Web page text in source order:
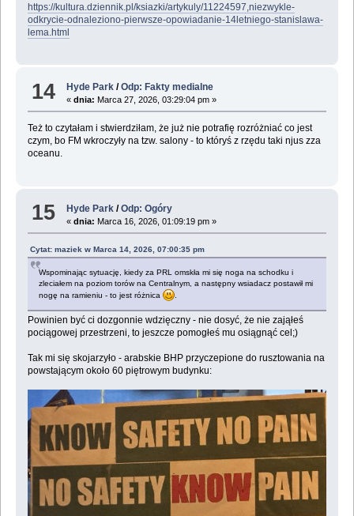
https://kultura.dziennik.pl/ksiazki/artykuly/11224597,niezwykle-
odkrycie-odnaleziono-pierwsze-opowiadanie-14letniego-stanislawa-
lema.html
14 Hyde Park /Odp: Fakty medialne
«dnia: Marca 27, 2026, 03:29:04 pm »
Też to czytałam i stwierdziłam, że już nie potrafię rozróżniać co jest
czym, bo FM wkroczyły na tzw. salony - to któryś z rzędu taki njus zza
oceanu.
15 Hyde Park /Odp: Ogóry
«dnia: Marca 16, 2026, 01:09:19 pm »
Cytat: maziek w Marca 14, 2026, 07:00:35 pm
Wspominając sytuację, kiedy za PRL omskła mi się noga na schodku i
zleciałem na poziom torów na Centralnym, a następny wsiadacz postawił mi
nogę na ramieniu - to jest różnica
.
Powinien być ci dozgonnie wdzięczny - nie dosyć, że nie zająłeś
pociągowej przestrzeni, to jeszcze pomogłeś mu osiągnąć cel;)
Tak mi się skojarzyło - arabskie BHP przyczepione do rusztowania na
powstającym około 60 piętrowym budynku: